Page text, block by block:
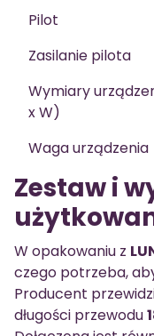
Pilot
Zasilanie pilota
Wymiary
x W)
Waga urządzenia
Zestaw i
W opakowaniu z
czego potrzeba,
Producent
długości przewodu